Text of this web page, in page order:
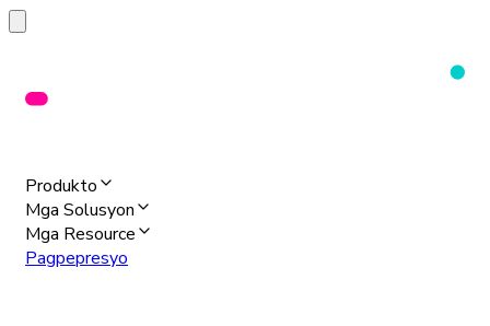
Produkto
Mga Solusyon
Mga Resource
Pagpepresyo